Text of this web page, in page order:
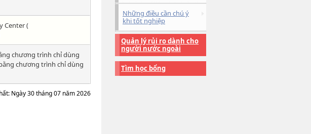
Center (
chương trình chỉ dùng
chương trình chỉ dùng
Ngày 30 tháng 07 năm 2026
Những điều cần chú ý
khi tốt nghiệp
Quản lý rủi ro dành cho
người nước ngoài
Tìm học bổng